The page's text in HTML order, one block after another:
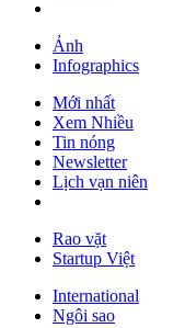
Ảnh
Infographics
Mới nhất
Xem Nhiều
Tin nóng
Newsletter
Lịch vạn niên
Rao vặt
Startup Việt
International
Ngôi sao